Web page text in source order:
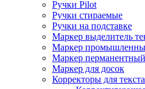
Ручки Pilot
Ручки стираемые
Ручки на подставке
Маркер выделитель
Маркер
Маркер перманентный
Маркер для досок
Корректоры для текста